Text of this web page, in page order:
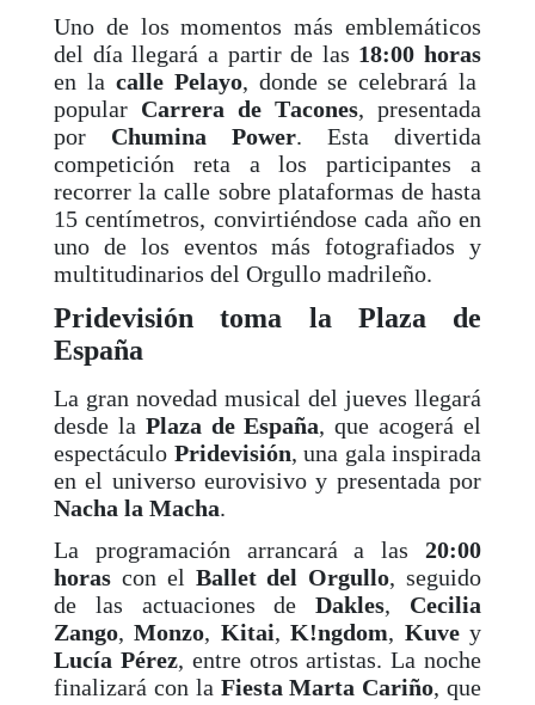
Uno de los momentos más emblemáticos
del día llegará a partir de las 18:00 horas
en la calle Pelayo, donde se celebrará la
popular Carrera de Tacones, presentada
por Chumina Power. Esta divertida
competición reta a los participantes a
recorrer la calle sobre plataformas de hasta
15 centímetros, convirtiéndose cada año en
uno de los eventos más fotografiados y
multitudinarios del Orgullo madrileño.
Pridevisión toma la Plaza de
España
La gran novedad musical del jueves llegará
desde la Plaza de España, que acogerá el
espectáculo Pridevisión, una gala inspirada
en el universo eurovisivo y presentada por
Nacha la Macha.
La programación arrancará a las 20:00
horas con el Ballet del Orgullo, seguido
de las actuaciones deDakles, Cecilia
Zango,Monzo, Kitai,K!ngdom, Kuvey
Lucía Pérez, entre otros artistas. La noche
finalizará con la Fiesta Marta Cariño, que